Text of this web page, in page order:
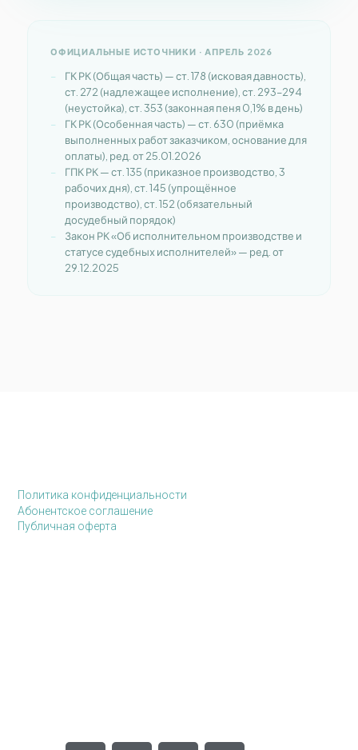
ОФИЦИАЛЬНЫЕ ИСТОЧНИКИ · АПРЕЛЬ 2026
ГК РК (Общая часть) — ст. 178 (исковая давность),
ст. 272 (надлежащее исполнение), ст. 293–294
(неустойка), ст. 353 (законная пеня 0,1% в день)
ГК РК (Особенная часть) — ст. 630 (приёмка
выполненных работ заказчиком, основание для
оплаты), ред. от 25.01.2026
ГПК РК — ст. 135 (приказное производство, 3
рабочих дня), ст. 145 (упрощённое
производство), ст. 152 (обязательный
досудебный порядок)
Закон РК «Об исполнительном производстве и
статусе судебных исполнителей» — ред. от
29.12.2025
Политика конфиденциальности
Абонентское соглашение
Публичная оферта